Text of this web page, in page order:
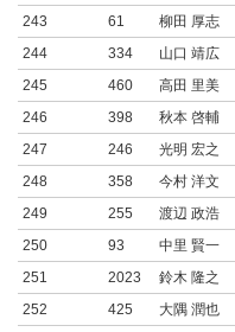
243
61 柳田 厚志
244
334 山口 靖広
245
460 高田 里美
246
398 秋本 啓輔
247
246 光明 宏之
248
358 今村 洋文
249
255 渡辺 政浩
250
93 中里 賢一
251
2023 鈴木 隆之
252
425 大隅 潤也